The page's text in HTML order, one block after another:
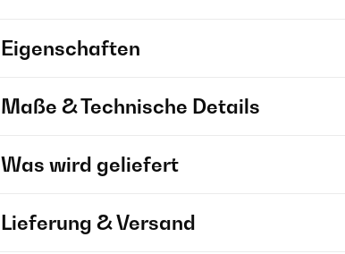
Eigenschaften
Maße & Technische Details
Was wird geliefert
Lieferung & Versand